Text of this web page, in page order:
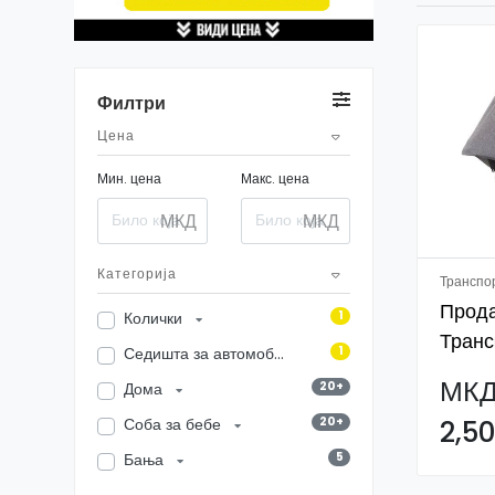
Филтри
Цена
Мин. цена
МКД
Макс. цена
МКД
Категорија
Колички 1
Седишта за автомобил 1
Дома 20+
Соба за бебе 20+
Бања 5